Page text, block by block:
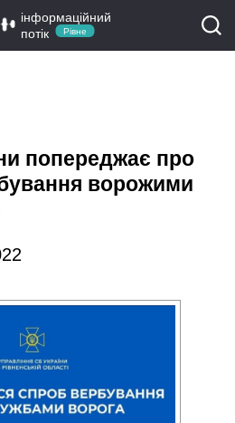
інформаційний
потік
Рівне
попереджає про
ворожими